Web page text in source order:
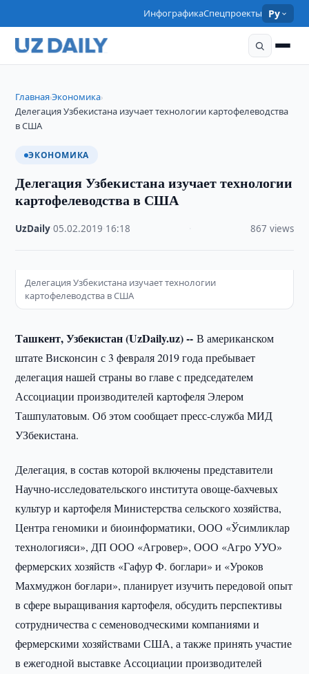
ИнфографикаСпецпроекты Ру
Главная›Экономика›
Делегация Узбекистана изучает технологии картофелеводства
в США
ЭКОНОМИКА
Делегация Узбекистана изучает технологии
картофелеводства в США
UzDaily ·05.02.2019 16:18 867 views
Делегация Узбекистана изучает технологии
картофелеводства в США
Ташкент, Узбекистан (UzDaily.uz) --В американском
штате Висконсин с 3 февраля 2019 года пребывает
делегация нашей страны во главе с председателем
Ассоциации производителей картофеля Элером
Ташпулатовым. Об этом сообщает пресс-служба МИД
УЗбекистана.
Делегация, в состав которой включены представители
Научно-исследовательского института овоще-бахчевых
культур и картофеля Министерства сельского хозяйства,
Центра геномики и биоинформатики, ООО «Ўсимликлар
технологияси», ДП ООО «Агровер», ООО «Агро УУО»
фермерских хозяйств «Гафур Ф. боглари» и «Уроков
Махмуджон боғлари», планирует изучить передовой опыт
в сфере выращивания картофеля, обсудить перспективы
сотрудничества с семеноводческими компаниями и
фермерскими хозяйствами США, а также принять участие
в ежегодной выставке Ассоциации производителей